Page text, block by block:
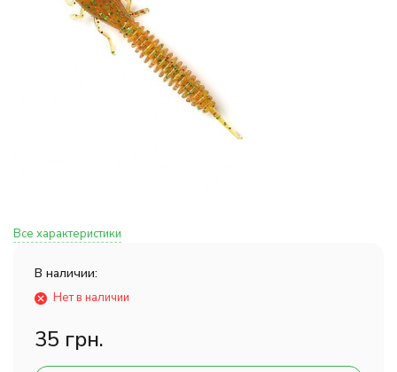
Все характеристики
В наличии:
Нет в наличии
35 грн.